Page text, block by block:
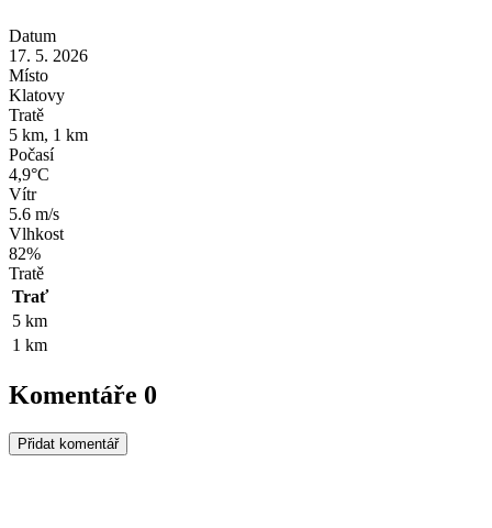
Datum
17. 5. 2026
Místo
Klatovy
Tratě
5 km, 1 km
Počasí
4,9°C
Vítr
5.6 m/s
Vlhkost
82%
Tratě
Trať
5 km
1 km
Komentáře 0
Přidat komentář